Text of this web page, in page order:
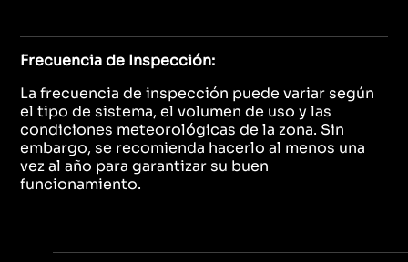
Frecuencia de Inspección:
La frecuencia de inspección puede variar según
el tipo de sistema, el volumen de uso y las
condiciones meteorológicas de la zona. Sin
embargo, se recomienda hacerlo al menos una
vez al año para garantizar su buen
funcionamiento.